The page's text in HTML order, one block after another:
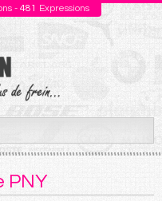
- 481 Expressions
PNY